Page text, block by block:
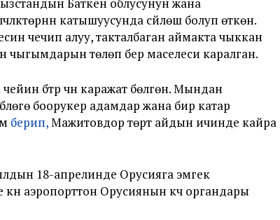
катышуусунда сүйлөшүү болуп өткөн.
чечип алуу, такталбаган аймакта чыккан
чыгымдарын төлөп берүү маселеси каралган.
бүтүрүү үчүн каражат бөлгөн. Мындан
боорукер адамдар жана бир катар
берип,Мажитовдор төрт айдын ичинде кайра
18-апрелинде Орусияга эмгек
аэропорттон Орусиянын күч органдары